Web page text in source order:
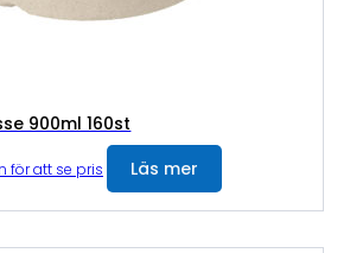
900ml 160st
för att se pris Läs mer